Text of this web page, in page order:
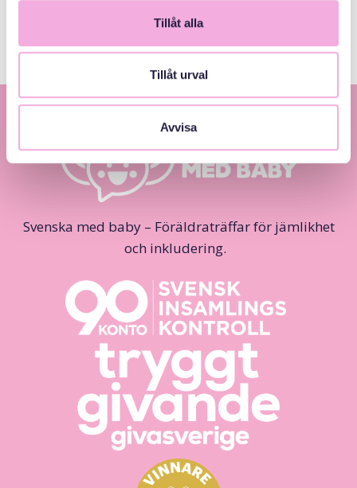
Tillåt alla
Tillåt urval
Avvisa
Svenska med baby – Föräldraträffar för jämlikhet
och inkludering.